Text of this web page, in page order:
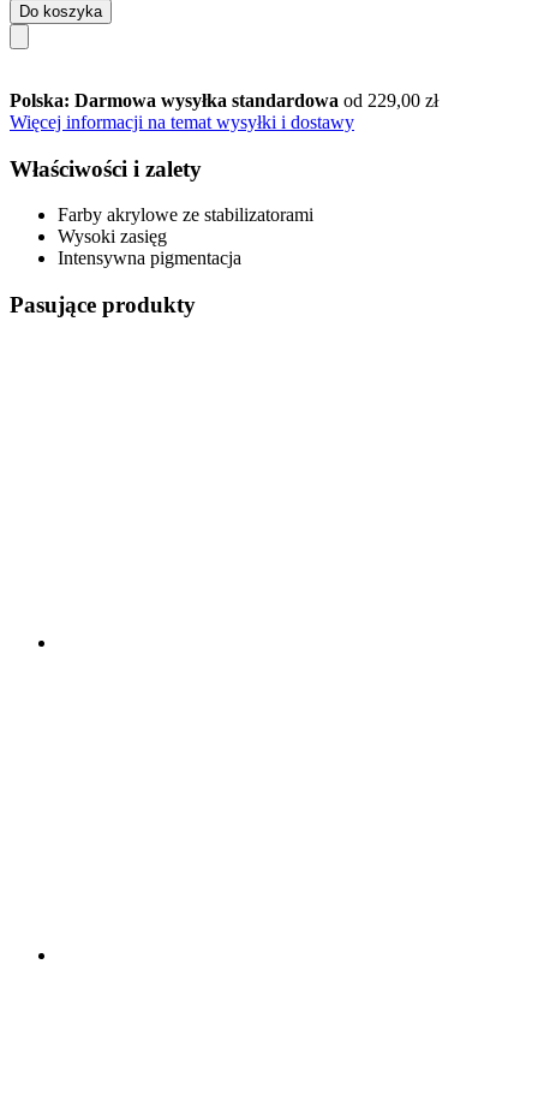
Do koszyka
Polska: Darmowa wysyłka standardowa od 229,00 zł
Więcej informacji na temat wysyłki i dostawy
Właściwości i zalety
Farby akrylowe ze stabilizatorami
Wysoki zasięg
Intensywna pigmentacja
Pasujące produkty